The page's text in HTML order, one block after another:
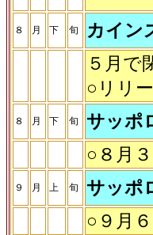
８ 月 下 旬
カイン
５月で
○リリー
８ 月 下 旬
サッポ
○ ８月
９ 月 上 旬
サッポ
○９月